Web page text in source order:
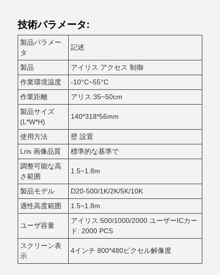
技術パラメータ:
製品パラメー
タ
記述
製品
アイリス アクセス 制御
作業環境温度
-10°C~55°C
作業距離
アリス:35~50cm
製品サイズ
(L*W*H)
140*318*56mm
使用方法
壁 設置
Lris 画像品質
標準的な基準で
調整可能な高
さ範囲
1.5~1.8m
製品モデル
D20-500/1K/2K/5K/10K
適性高度範囲
1.5~1.8m
ユーザ容量
アイリス:500/1000/2000 ユーザーICカー
ド: 2000 PCS
スクリーン表
示
4インチ 800*480ピクセル解像度